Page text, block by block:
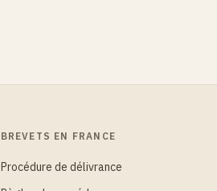
BREVETS EN FRANCE
Procédure de délivrance